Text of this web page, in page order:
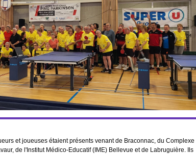
et joueuses étaient présents venant de Braconnac, du Complexe
de l'Institut Médico-Educatif (IME) Bellevue et de Labruguière. Ils